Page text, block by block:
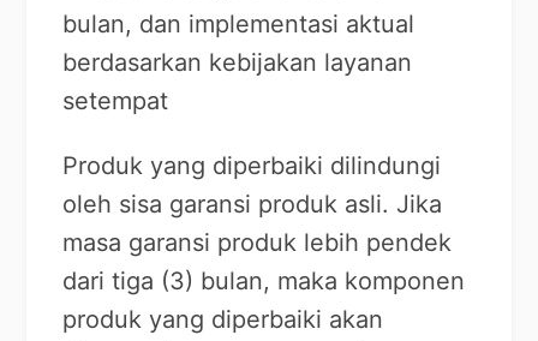
bulan, dan implementasi aktual
berdasarkan kebijakan layanan
setempat
Produk yang diperbaiki dilindungi
oleh sisa garansi produk asli. Jika
masa garansi produk lebih pendek
dari tiga (3) bulan, maka komponen
produk yang diperbaiki akan